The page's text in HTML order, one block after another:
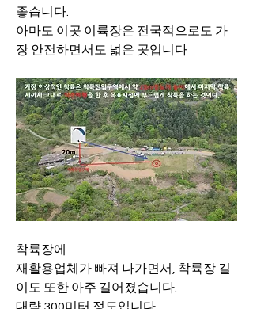
좋습니다.
아마도 이곳 이륙장은 전국적으로도 가
장 안전하면서도 넓은 곳입니다
착륙장에
재활용업체가 빠져 나가면서, 착륙장 길
이도 또한 아주 길어졌습니다.